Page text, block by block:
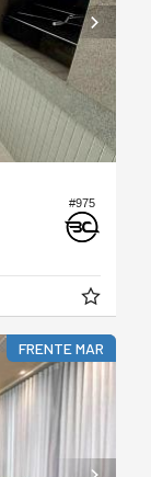
#975
FRENTE MAR